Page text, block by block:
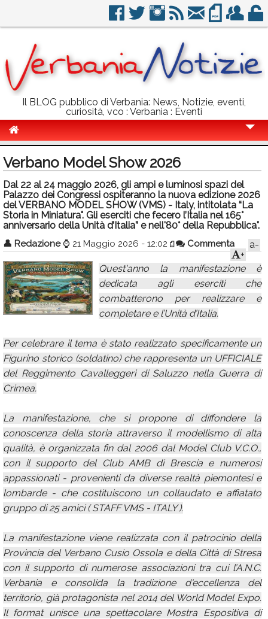
Il BLOG pubblico di Verbania: News, Notizie, eventi,
curiosità, vco : Verbania : Eventi
Politica
Sport
Eventi
Info Utili
Rubriche
Calendario
Annunci
Verbano Model Show 2026
Dal 22 al 24 maggio 2026, gli ampi e luminosi spazi del
Palazzo dei Congressi ospiteranno la nuova edizione 2026
del VERBANO MODEL SHOW (VMS) - Italy, intitolata “La
Storia in Miniatura". Gli eserciti che fecero l’Italia nel 165°
anniversario della Unità d’Italia” e nell'80° della Repubblica".
👤 Redazione ⌚ 21 Maggio 2026 - 12:02 Commenta
a-
+
Quest'anno la manifestazione è
dedicata agli eserciti che
combatterono per realizzare e
completare e l’Unità d’Italia.
Per celebrare il tema è stato realizzato specificamente un
Figurino storico (soldatino) che rappresenta un UFFICIALE
del Reggimento Cavalleggeri di Saluzzo nella Guerra di
Crimea.
La manifestazione, che si propone di diffondere la
conoscenza della storia attraverso il modellismo di alta
qualità, è organizzata fin dal 2006 dal Model Club V.C.O.,
con il supporto del Club AMB di Brescia e numerosi
appassionati - provenienti da diverse realtà piemontesi e
lombarde - che costituiscono un collaudato e affiatato
gruppo di 25 amici ( STAFF VMS - ITALY ).
La manifestazione viene realizzata con il patrocinio della
Provincia del Verbano Cusio Ossola e della Città di Stresa
con il supporto di numerose associazioni tra cui l’A.N.C.
Verbania e consolida la tradizione d'eccellenza del
territorio, già protagonista nel 2014 del World Model Expo.
Il format unisce una spettacolare Mostra Espositiva di